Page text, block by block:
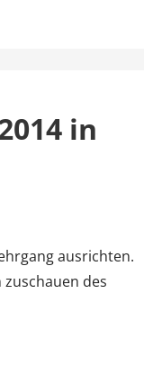
in
ausrichten.
zuschauen des